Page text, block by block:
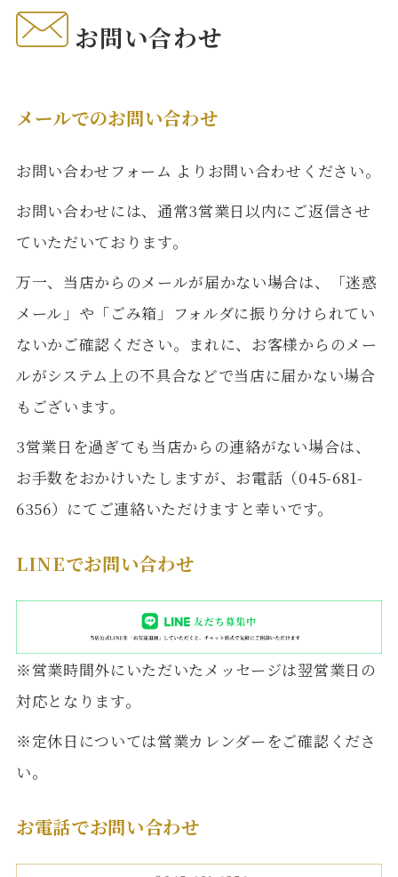
お問い合わせ
メールでのお問い合わせ
お問い合わせフォーム よりお問い合わせください。
お問い合わせには、通常3営業日以内にご返信させ
ていただいております。
万一、当店からのメールが届かない場合は、「迷惑
メール」や「ごみ箱」フォルダに振り分けられてい
ないかご確認ください。まれに、お客様からのメー
ルがシステム上の不具合などで当店に届かない場合
もございます。
3営業日を過ぎても当店からの連絡がない場合は、
お手数をおかけいたしますが、お電話（045-681-
6356）にてご連絡いただけますと幸いです。
LINEでお問い合わせ
※営業時間外にいただいたメッセージは翌営業日の
対応となります。
※定休日については営業カレンダーをご確認くださ
い。
お電話でお問い合わせ